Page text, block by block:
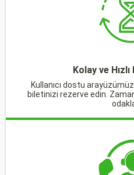
Kolay ve
Kullanıcı dostu
biletinizi rezerve edin.